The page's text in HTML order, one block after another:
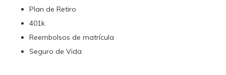
Plan de Retiro
401k
Reembolsos de matrícula
Seguro de Vida